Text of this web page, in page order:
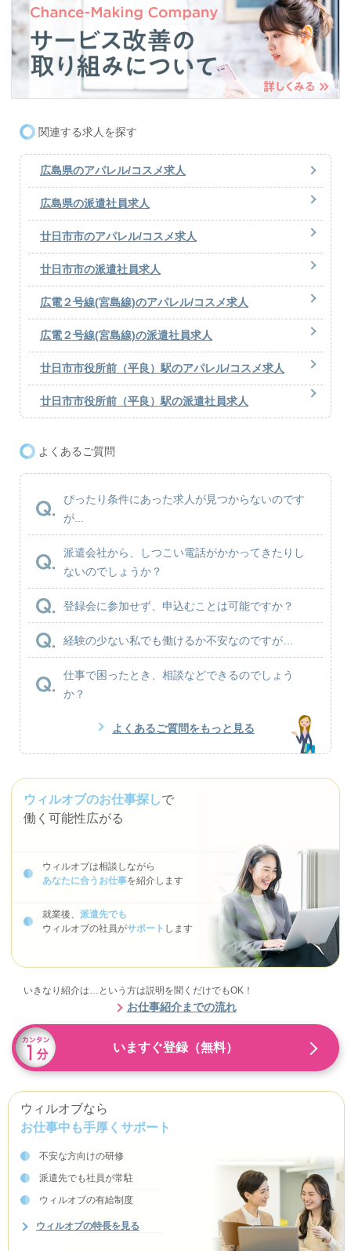
関連する求人を探す
広島県のアパレル/コスメ求人
広島県の派遣社員求人
廿日市市のアパレル/コスメ求人
廿日市市の派遣社員求人
広電２号線(宮島線)のアパレル/コスメ求人
広電２号線(宮島線)の派遣社員求人
廿日市市役所前（平良）駅のアパレル/コスメ求人
廿日市市役所前（平良）駅の派遣社員求人
よくあるご質問
ぴったり条件にあった求人が見つからないのです
が...
派遣会社から、しつこい電話がかかってきたりし
ないのでしょうか？
登録会に参加せず、申込むことは可能ですか？
経験の少ない私でも働けるか不安なのですが…
仕事で困ったとき、相談などできるのでしょう
か？
よくあるご質問をもっと見る
ウィルオブのお仕事探しで
働く可能性広がる
ウィルオブは相談しながら
あなたに合うお仕事を紹介します
就業後、 派遣先でも
ウィルオブの社員がサポート します
いきなり紹介は…という方は説明を聞くだけでもOK！
お仕事紹介までの流れ
いますぐ登録（無料）
ウィルオブなら
お仕事中も手厚くサポート
不安な方向けの研修
派遣先でも社員が常駐
ウィルオブの有給制度
ウィルオブの特長を見る